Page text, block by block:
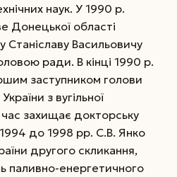
наук. У 1990 р.
Донецької області
Станіславу Васильовичу
ради. В кінці 1990 р.
заступником голови
з вугільної
захищає докторську
до 1998 рр. С.В. Янко
другого скликання,
паливно-енергетичного